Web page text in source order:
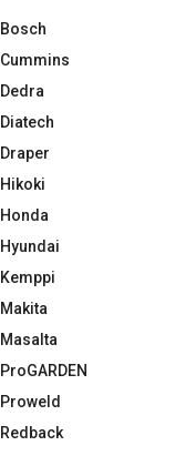
Bosch
Cummins
Dedra
Diatech
Draper
Hikoki
Honda
Hyundai
Kemppi
Makita
Masalta
ProGARDEN
Proweld
Redback